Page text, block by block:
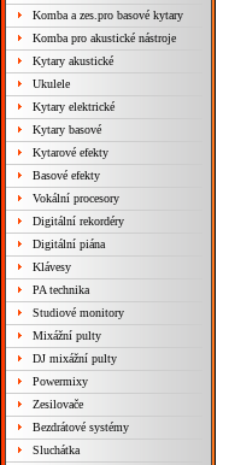
Komba a zes.pro basové kytary
Komba pro akustické nástroje
Kytary akustické
Ukulele
Kytary elektrické
Kytary basové
Kytarové efekty
Basové efekty
Vokální procesory
Digitální rekordéry
Digitální piána
Klávesy
PA technika
Studiové monitory
Mixážní pulty
DJ mixážní pulty
Powermixy
Zesilovače
Bezdrátové systémy
Sluchátka